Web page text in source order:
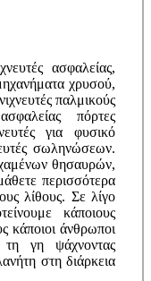
ασφαλείας,
χρυσού,
παλμικούς
πόρτες
για φυσικό
σωληνώσεων.
θησαυρών,
περισσότερα
λίθους. Σε λίγο
κάποιους
κάποιοι άνθρωποι
γη ψάχνοντας
στη διάρκεια